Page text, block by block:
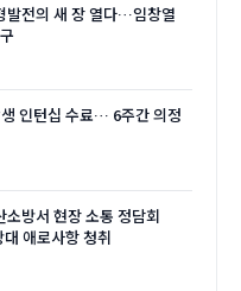
발전의 새 장 열다…임창열
인턴십 수료… 6주간 의정
방서 현장 소통 정담회
애로사항 청취